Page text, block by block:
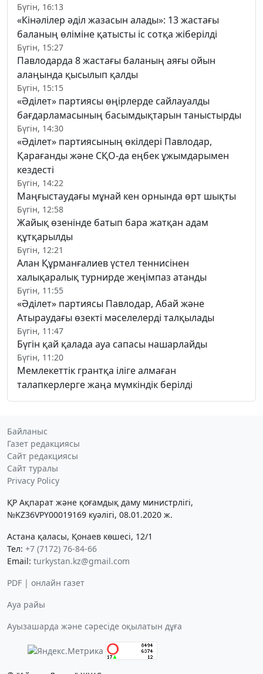
Бүгін, 16:13
«Кінәлілер әділ жазасын алады»: 13 жастағы
баланың өліміне қатысты іс сотқа жіберілді
Бүгін, 15:27
Павлодарда 8 жастағы баланың аяғы ойын
алаңында қысылып қалды
Бүгін, 15:15
«Әділет» партиясы өңірлерде сайлауалды
бағдарламасының басымдықтарын таныстырды
Бүгін, 14:30
«Әділет» партиясының өкілдері Павлодар,
Қарағанды және СҚО-да еңбек ұжымдарымен
кездесті
Бүгін, 14:22
Маңғыстаудағы мұнай кен орнында өрт шықты
Бүгін, 12:58
Жайық өзенінде батып бара жатқан адам
құтқарылды
Бүгін, 12:21
Алан Құрманғалиев үстел теннисінен
халықаралық турнирде жеңімпаз атанды
Бүгін, 11:55
«Әділет» партиясы Павлодар, Абай және
Атыраудағы өзекті мәселелерді талқылады
Бүгін, 11:47
Бүгін қай қалада ауа сапасы нашарлайды
Бүгін, 11:20
Мемлекеттік грантқа іліге алмаған
талапкерлерге жаңа мүмкіндік берілді
Байланыс
Газет редакциясы
Сайт редакциясы
Сайт туралы
Privacy Policy
ҚР Ақпарат және қоғамдық даму министрлігі,
№KZ36VPY00019169 куәлігі, 08.01.2020 ж.
Астана қаласы, Қонаев көшесі, 12/1
Тел: +7 (7172) 76-84-66
Email: turkystan.kz@gmail.com
PDF | онлайн газет
Ауа райы
Ауызашарда және сәресіде оқылатын дұға